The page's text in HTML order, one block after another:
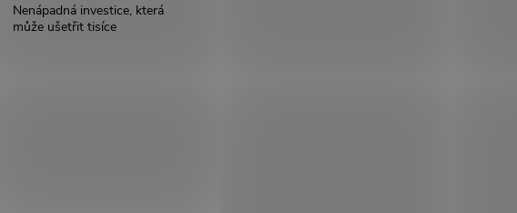
Nenápadná investice, která
může ušetřit tisíce